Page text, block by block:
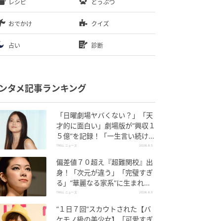
レシピ どうぶつ
おでかけ クイズ
占い 診断
タメ記事ランキング
「日曜劇場ヤバくない？」「天
才的に面白い」劇場版が“興収１
５億”を記録！「一生言い続け
る」放送後も続く“切望の声”
TRILL ニュース 2026.8.5
偏差値７０超え『超難関校』出
身！「次元が違う」「完璧すぎ
る」“華麗なる家系”に生まれた
【規格外の逸材】
TRILL ニュース 2026.8.5
“１日７回”スカウトされた【バ
ケモノ級の美少女】「可愛すぎ